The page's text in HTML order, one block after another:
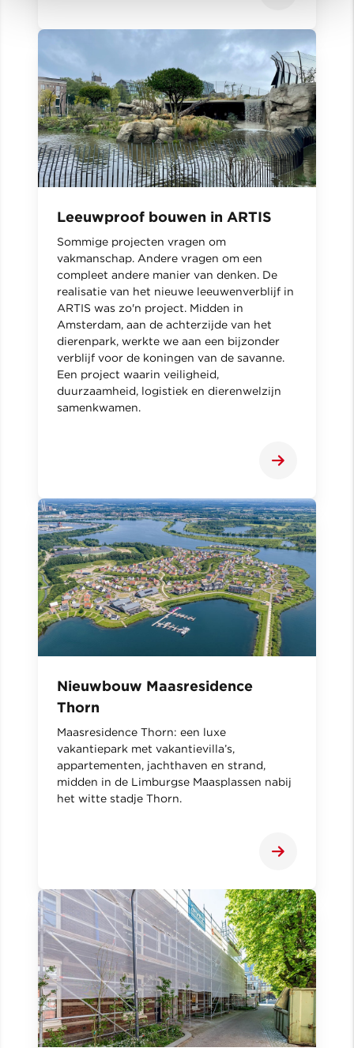
Leeuwproof bouwen in ARTIS
Sommige projecten vragen om
vakmanschap. Andere vragen om een
compleet andere manier van denken. De
realisatie van het nieuwe leeuwenverblijf in
ARTIS was zo'n project. Midden in
Amsterdam, aan de achterzijde van het
dierenpark, werkte we aan een bijzonder
verblijf voor de koningen van de savanne.
Een project waarin veiligheid,
duurzaamheid, logistiek en dierenwelzijn
samenkwamen.
Nieuwbouw Maasresidence
Thorn
Maasresidence Thorn: een luxe
vakantiepark met vakantievilla’s,
appartementen, jachthaven en strand,
midden in de Limburgse Maasplassen nabij
het witte stadje Thorn.